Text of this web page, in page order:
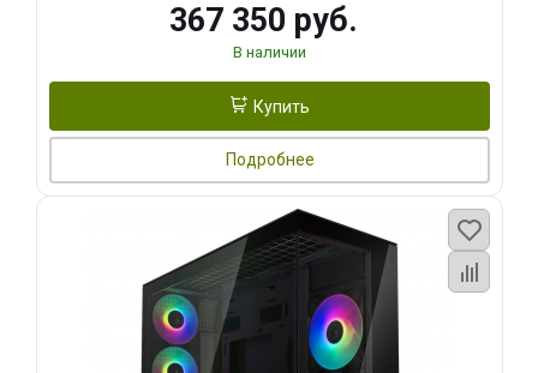
367 350 руб.
В наличии
Купить
Подробнее